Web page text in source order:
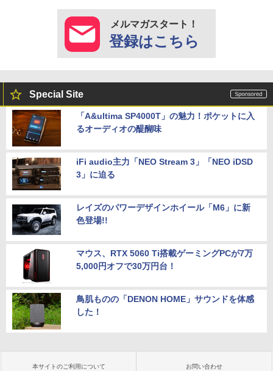
メルマガスタート！
登録はこちら
Special Site
「A&ultima SP4000T」の魅力！ポケットに入
るオーディオの醍醐味
iFi audio主力「NEO Stream 3」「NEO iDSD
3」に迫る
レイズのパワーデザインホイール「M6」に新
色登場!!
マウス、RTX 5060 Ti搭載ゲーミングPCが7万
5,000円オフで30万円台！
鳥肌ものの「DENON HOME」サウンドを体感
した！
本サイトのご利用について お問い合わせ